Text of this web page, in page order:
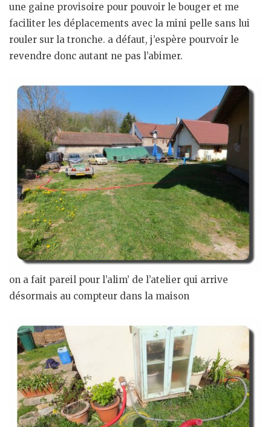
une gaine provisoire pour pouvoir le bouger et me
faciliter les déplacements avec la mini pelle sans lui
rouler sur la tronche. a défaut, j’espère pourvoir le
revendre donc autant ne pas l’abimer.
on a fait pareil pour l’alim’ de l’atelier qui arrive
désormais au compteur dans la maison